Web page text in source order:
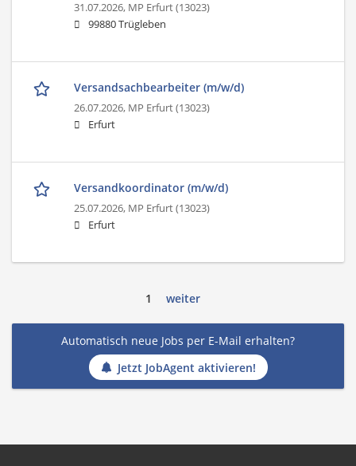
31.07.2026, MP Erfurt (13023)
99880 Trügleben
Versandsachbearbeiter (m/w/d)
26.07.2026, MP Erfurt (13023)
Erfurt
Versandkoordinator (m/w/d)
25.07.2026, MP Erfurt (13023)
Erfurt
1 weiter
Automatisch neue Jobs per E-Mail erhalten?
Jetzt JobAgent aktivieren!